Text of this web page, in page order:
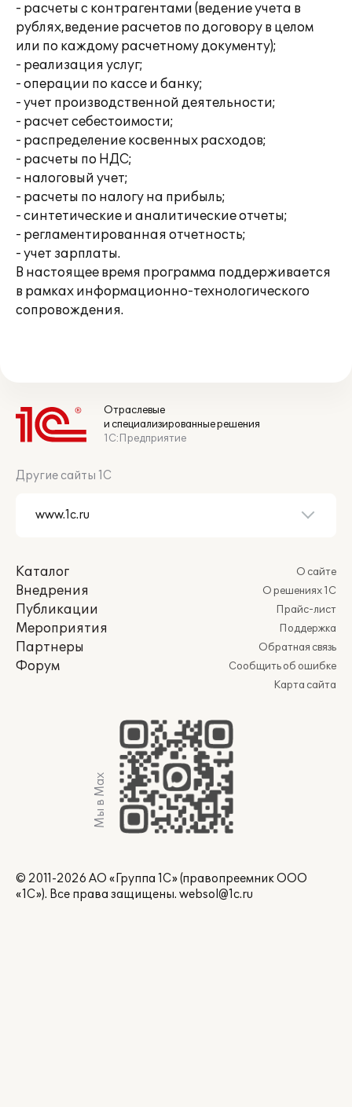
- расчеты с контрагентами (ведение учета в
рублях,ведение расчетов по договору в целом
или по каждому расчетному документу);
- реализация услуг;
- операции по кассе и банку;
- учет производственной деятельности;
- расчет себестоимости;
- распределение косвенных расходов;
- расчеты по НДС;
- налоговый учет;
- расчеты по налогу на прибыль;
- синтетические и аналитические отчеты;
- регламентированная отчетность;
- учет зарплаты.
В настоящее время программа поддерживается
в рамках информационно-технологического
сопровождения.
Отраслевые
и специализированные решения
1С:Предприятие
Другие сайты 1С
Каталог
Внедрения
Публикации
Мероприятия
Партнеры
Форум
О сайте
О решениях 1С
Прайс-лист
Поддержка
Обратная связь
Сообщить об ошибке
Карта сайта
Мы в Max
© 2011-2026 АО «Группа 1С» (правопреемник ООО
«1С»). Все права защищены. websol@1c.ru